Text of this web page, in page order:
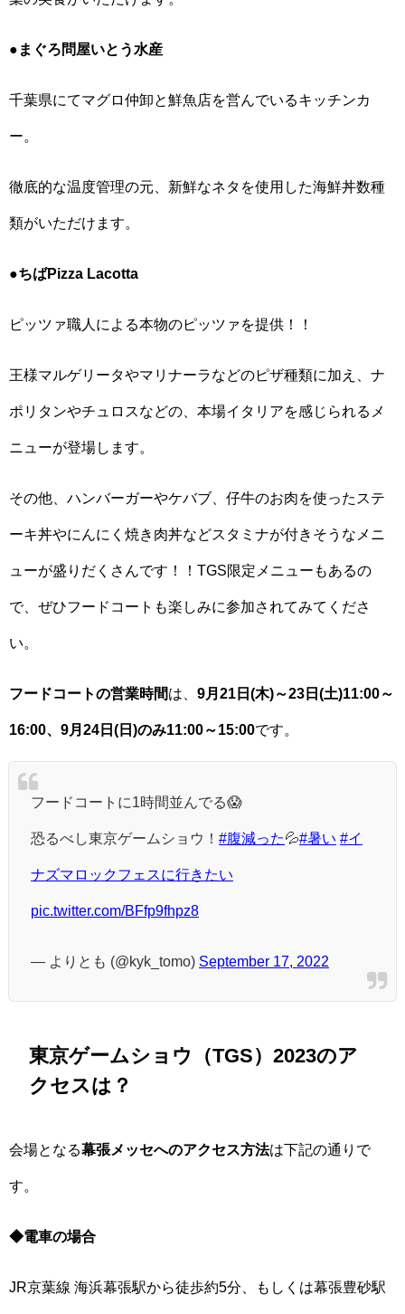
●まぐろ問屋いとう水産
千葉県にてマグロ仲卸と鮮魚店を営んでいるキッチンカ
ー。
徹底的な温度管理の元、新鮮なネタを使用した海鮮丼数種
類がいただけます。
●ちばPizza Lacotta
ピッツァ職人による本物のピッツァを提供！！
王様マルゲリータやマリナーラなどのピザ種類に加え、ナ
ポリタンやチュロスなどの、本場イタリアを感じられるメ
ニューが登場します。
その他、ハンバーガーやケバブ、仔牛のお肉を使ったステ
ーキ丼やにんにく焼き肉丼などスタミナが付きそうなメニ
ューが盛りだくさんです！！TGS限定メニューもあるの
で、ぜひフードコートも楽しみに参加されてみてくださ
い。
フードコートの営業時間は、 9月21日(木)～23日(土)11:00～
16:00、9月24日(日)のみ11:00～15:00です。
フードコートに1時間並んでる😱
恐るべし東京ゲームショウ！ #腹減った💦#暑い #イ
ナズマロックフェスに行きたい
pic.twitter.com/BFfp9fhpz8
— よりとも (@kyk_tomo) September 17, 2022
東京ゲームショウ（TGS）2023のア
クセスは？
会場となる幕張メッセへのアクセス方法は下記の通りで
す。
◆電車の場合
JR京葉線 海浜幕張駅から徒歩約5分、もしくは幕張豊砂駅